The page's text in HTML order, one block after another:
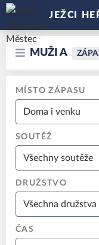
JEŽCI
MUŽI A
MÍSTO ZÁPASU
SOUTĚŽ
DRUŽSTVO
ČAS